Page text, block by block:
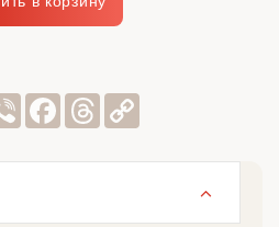
Viber Facebook
Threads